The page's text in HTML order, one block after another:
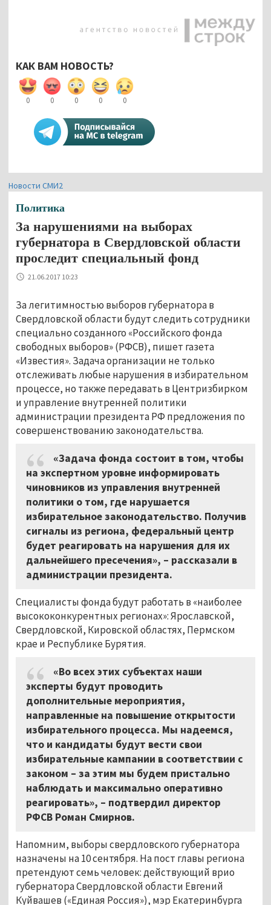
КАК ВАМ НОВОСТЬ?
0 0 0 0 0
Новости СМИ2
Политика
За нарушениями на выборах
губернатора в Свердловской области
проследит специальный фонд
21.06.2017 10:23
За легитимностью выборов губернатора в
Свердловской области будут следить сотрудники
специально созданного «Российского фонда
свободных выборов» (РФСВ), пишет газета
«Известия». Задача организации не только
отслеживать любые нарушения в избирательном
процессе, но также передавать в Центризбирком
и управление внутренней политики
администрации президента РФ предложения по
совершенствованию законодательства.
«Задача фонда состоит в том, чтобы
на экспертном уровне информировать
чиновников из управления внутренней
политики о том, где нарушается
избирательное законодательство. Получив
сигналы из региона, федеральный центр
будет реагировать на нарушения для их
дальнейшего пресечения», – рассказали в
администрации президента.
Специалисты фонда будут работать в «наиболее
высококонкурентных регионах»: Ярославской,
Свердловской, Кировской областях, Пермском
крае и Республике Бурятия.
«Во всех этих субъектах наши
эксперты будут проводить
дополнительные мероприятия,
направленные на повышение открытости
избирательного процесса. Мы надеемся,
что и кандидаты будут вести свои
избирательные кампании в соответствии с
законом – за этим мы будем пристально
наблюдать и максимально оперативно
реагировать», – подтвердил директор
РФСВ Роман Смирнов.
Напомним, выборы свердловского губернатора
назначены на 10 сентября. На пост главы региона
претендуют семь человек: действующий врио
губернатора Свердловской области Евгений
Куйвашев («Единая Россия»), мэр Екатеринбурга